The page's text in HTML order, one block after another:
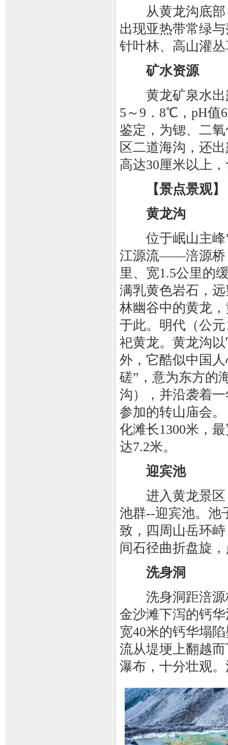
从黄龙沟底部
出现亚热带常绿
针叶林、高山灌
矿水资源
黄龙矿泉水出
5～9．8℃，pH值
鉴定，为锶、二
区二道海沟，还
高达30厘米以上
【景点景观】
黄龙沟
位于岷山主峰
江源流——涪源桥
里、宽1.5公里的
满乳黄色岩石，
林幽谷中的黄龙
于此。明代（公
祀黄龙。黄龙沟
外，它酷似中国
磋”，意为东方的
沟），并沿袭着
参加的转山庙会
化滩长1300米，
达7.2米。
迎宾池
进入黄龙景区
池群--迎宾池。池
致，四周山岳环
间石径曲折盘旋
洗身洞
洗身洞距涪源
金沙滩下泻的钙
宽40米的钙华塌
流从堤埂上翻越
瀑布，十分壮观